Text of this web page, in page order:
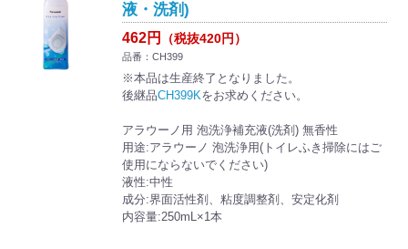
液・洗剤)
462円 （税抜420円）
品番：CH399
※本品は生産終了となりました。
後継品CH399Kをお求めください。
アラウーノ用 泡洗浄補充液(洗剤) 無香性
用途:アラウーノ 泡洗浄用(トイレふき掃除にはご
使用にならないでください)
液性:中性
成分:界面活性剤、粘度調整剤、安定化剤
内容量:250mL×1本